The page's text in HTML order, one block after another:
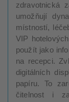
zdravotnická
umožňují
místností,
VIP
použít jako
na recepci.
digitálních
papíru. To
čitelnost i